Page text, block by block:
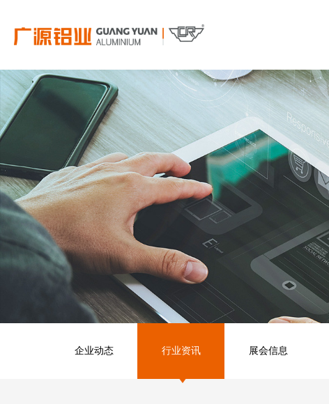
企业动态 行业资讯 展会信息